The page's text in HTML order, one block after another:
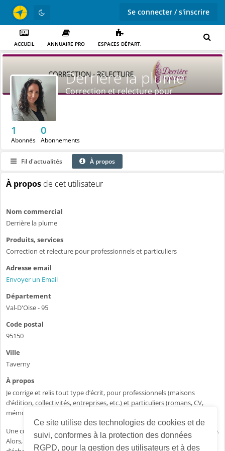
Ce site utilise des technologies de cookies et de
suivi, conformes à la protection des données
RGPD, pour la gestion des utilisateurs et à des
Se connecter / s'inscrire
ACCUEIL ANNUAIRE PRO ESPACES DÉPART.
Derrière la plume
Correction et relecture pour
1
Abonnés
0
Abonnements
Fil d'actualités À propos
À propos de cet utilisateur
Nom commercial
Derrière la plume
Produits, services
Correction et relecture pour professionnels et particuliers
Adresse email
Envoyer un Email
Département
Val-D'Oise - 95
Code postal
95150
Ville
Taverny
À propos
Je corrige et relis tout type d’écrit, pour professionnels (maisons
d’édition, collectivités, entreprises, etc.) et particuliers (romans, CV,
mémoires d’étudiants, courriers, etc.).
Une communication claire et sans fautes vous fera gagner en crédibilité.
Alors, n’hésitez pas à me faire part de votre projet, je serais ravie